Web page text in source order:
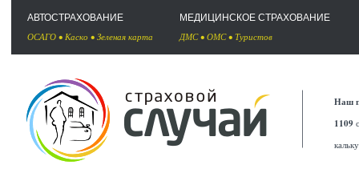
АВТОСТРАХОВАНИЕ
ОСАГО • Каско • Зеленая карта
МЕДИЦИНСКОЕ СТРАХОВАНИЕ
ДМС• ОМС• Туристов
Наш
1109